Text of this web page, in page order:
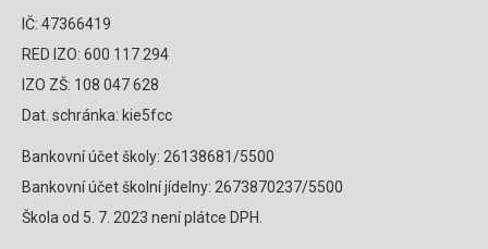
IČ: 47366419
RED IZO: 600 117 294
IZO ZŠ: 108 047 628
Dat. schránka: kie5fcc
Bankovní účet školy: 26138681/5500
Bankovní účet školní jídelny: 2673870237/5500
Škola od 5. 7. 2023 není plátce DPH.